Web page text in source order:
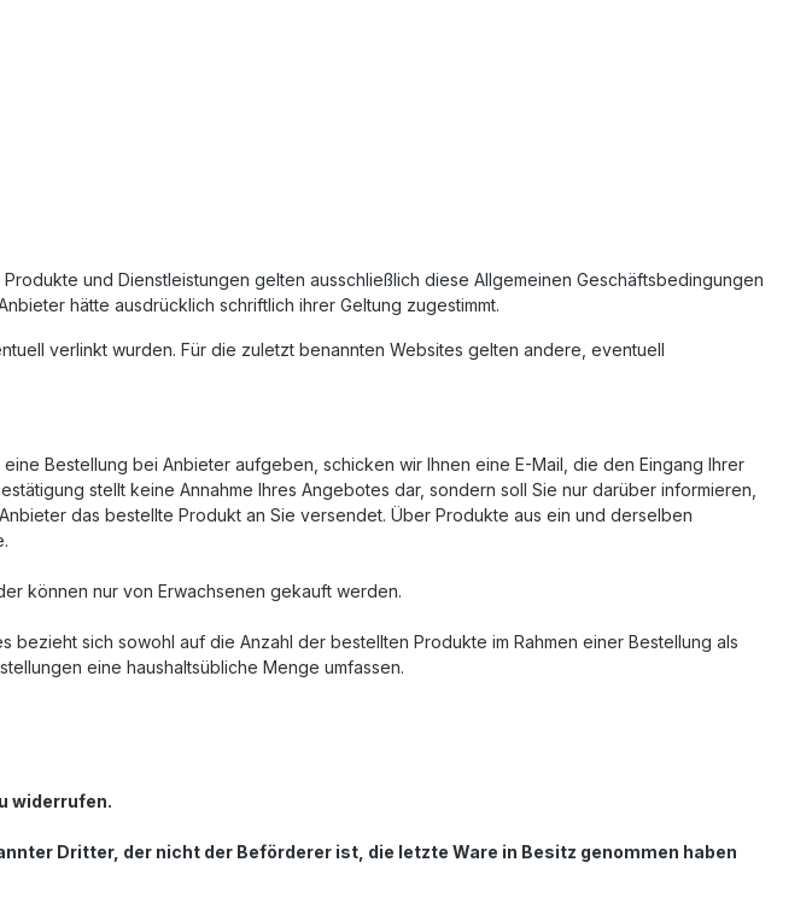
und Dienstleistungen gelten ausschließlich diese Allgemeinen Geschäftsbedingungen
hätte ausdrücklich schriftlich ihrer Geltung zugestimmt.
verlinkt wurden. Für die zuletzt benannten Websites gelten andere, eventuell
Bestellung bei Anbieter aufgeben, schicken wir Ihnen eine E-Mail, die den Eingang Ihrer
stellt keine Annahme Ihres Angebotes dar, sondern soll Sie nur darüber informieren,
das bestellte Produkt an Sie versendet. Über Produkte aus ein und derselben
können nur von Erwachsenen gekauft werden.
sich sowohl auf die Anzahl der bestellten Produkte im Rahmen einer Bestellung als
eine haushaltsübliche Menge umfassen.
widerrufen.
Dritter, der nicht der Beförderer ist, die letzte Ware in Besitz genommen haben